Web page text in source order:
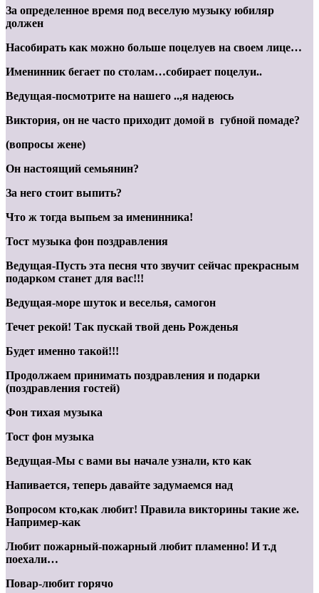
За определенное время под веселую музыку юбиляр
должен
Насобирать как можно больше поцелуев на своем лице…
Именинник бегает по столам…собирает поцелуи..
Ведущая-посмотрите на нашего ..,я надеюсь
Виктория, он не часто приходит домой в губной помаде?
(вопросы жене)
Он настоящий семьянин?
За него стоит выпить?
Что ж тогда выпьем за именинника!
Тост музыка фон поздравления
Ведущая-Пусть эта песня что звучит сейчас прекрасным
подарком станет для вас!!!
Ведущая-море шуток и веселья, самогон
Течет рекой! Так пускай твой день Рожденья
Будет именно такой!!!
Продолжаем принимать поздравления и подарки
(поздравления гостей)
Фон тихая музыка
Тост фон музыка
Ведущая-Мы с вами вы начале узнали, кто как
Напивается, теперь давайте задумаемся над
Вопросом кто,как любит! Правила викторины такие же.
Например-как
Любит пожарный-пожарный любит пламенно! И т.д
поехали…
Повар-любит горячо